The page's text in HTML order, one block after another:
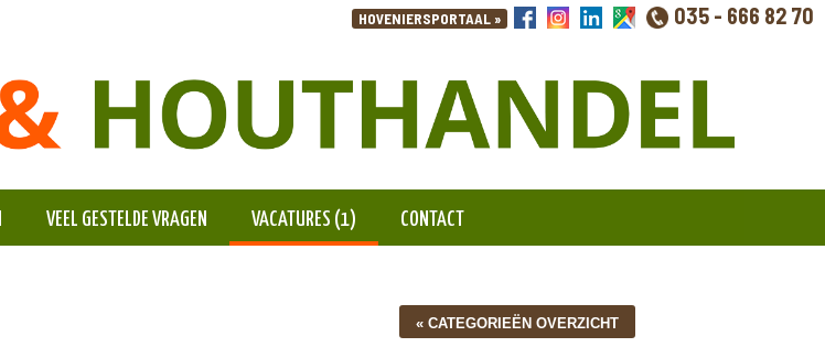
035 - 666 82 70
VEEL GESTELDE VRAGEN VACATURES (1) CONTACT